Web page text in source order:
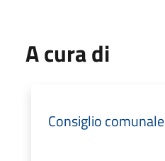
A cura di
Consiglio comunale